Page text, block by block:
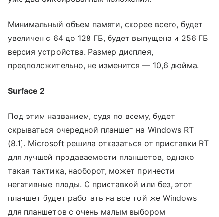
Минимальный объем памяти, скорее всего, будет
увеличен с 64 до 128 ГБ, будет выпущена и 256 ГБ
версия устройства. Размер дисплея,
предположительно, не изменится — 10,6 дюйма.
Surface 2
Под этим названием, судя по всему, будет
скрываться очередной планшет на Windows RT
(8.1). Microsoft решила отказаться от приставки RT
для лучшей продаваемости планшетов, однако
такая тактика, наоборот, может принести
негативные плоды. С приставкой или без, этот
планшет будет работать на все той же Windows
для планшетов с очень малым выбором